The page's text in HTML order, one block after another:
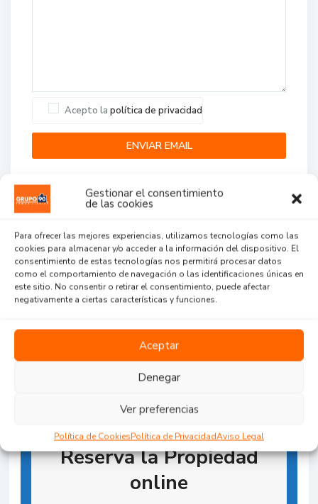
Gestionar el consentimiento
de las cookies
Para ofrecer las mejores experiencias, utilizamos tecnologías como las
cookies para almacenar y/o acceder a la información del dispositivo. El
consentimiento de estas tecnologías nos permitirá procesar datos
como el comportamiento de navegación o las identificaciones únicas en
este sitio. No consentir o retirar el consentimiento, puede afectar
negativamente a ciertas características y funciones.
Aceptar
Denegar
Ver preferencias
Política de CookiesPolítica de PrivacidadAviso Legal
Acepto la política de privacidad
Agent Reviews
...
Reserva la Propiedad
online